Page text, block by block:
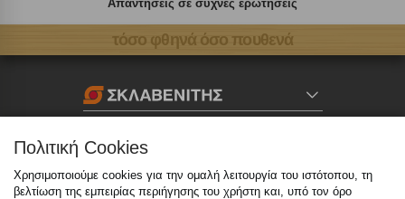
Απαντήσεις σε συχνές ερωτήσεις
τόσο φθηνά όσο πουθενά
Καταστήματα
eMarket
Πολιτική Cookies
Χρησιμοποιούμε cookies για την ομαλή λειτουργία του ιστότοπου, τη
βελτίωση της εμπειρίας περιήγησης του χρήστη και, υπό τον όρο